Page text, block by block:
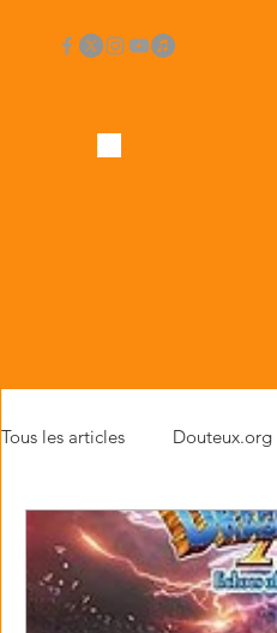
Tous les articles Douteux.org
Critiques